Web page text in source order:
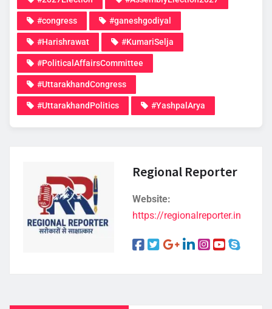
#congress #ganeshgodiyal
#Harishrawat #KumariSelja
#PoliticalAffairsCommittee
#UttarakhandCongress
#UttarakhandPolitics #YashpalArya
Regional Reporter
Website:
https://regionalreporter.in